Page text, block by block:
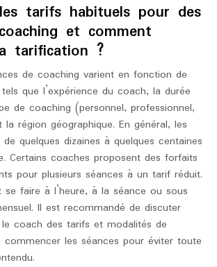
tarifs habituels pour des
et comment
tarification ?
de coaching varient en fonction de
que l’expérience du coach, la durée
de coaching (personnel, professionnel,
région géographique. En général, les
quelques dizaines à quelques centaines
Certains coaches proposent des forfaits
pour plusieurs séances à un tarif réduit.
faire à l’heure, à la séance ou sous
Il est recommandé de discuter
coach des tarifs et modalités de
commencer les séances pour éviter toute